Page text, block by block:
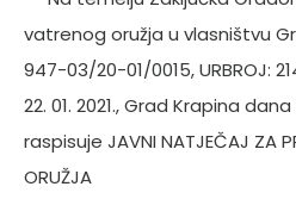
vatrenog oružja u vlasništvu
947-03/20-01/0015, URBROJ:
22. 01. 2021., Grad Krapina
raspisuje JAVNI NATJEČAJ ZA
ORUŽJA